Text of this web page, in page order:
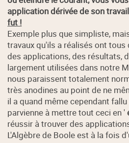
application dérivée de son
fut !
Exemple plus que simpliste,
travaux qu'ils a réalisés ont tous
des applications, des résultats,
largement utilisées dans notre
nous paraissent totalement
très anodines au point de ne
il a quand même cependant
parvienne à mettre tout ceci en '
réussir à trouver des
L'Algèbre de Boole est à la fois